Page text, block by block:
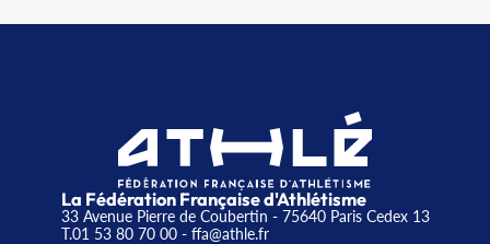
La Fédération Française d'Athlétisme
33 Avenue Pierre de Coubertin - 75640 Paris Cedex 13
T.01 53 80 70 00- ffa@athle.fr